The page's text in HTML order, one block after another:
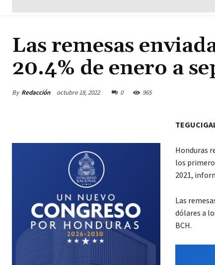
Las remesas
20.4% de enero a
By Redacción octubre 18, 2022 0 965
Honduras
los
2021,
Las
dólares a
BCH.